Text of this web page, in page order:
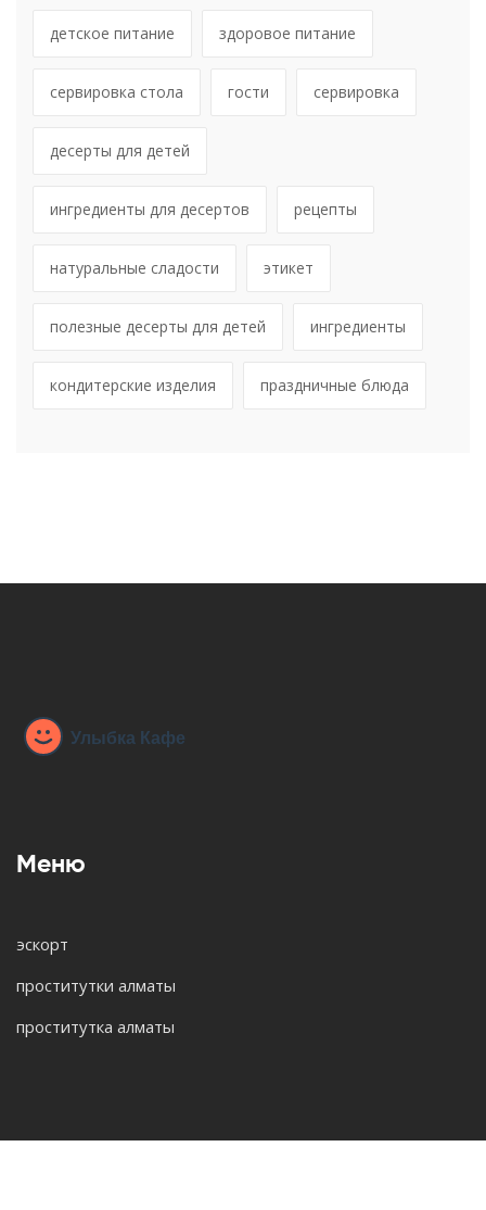
детское питание здоровое питание
сервировка стола гости сервировка
десерты для детей
ингредиенты для десертов рецепты
натуральные сладости этикет
полезные десерты для детей ингредиенты
кондитерские изделия праздничные блюда
Меню
эскорт
проститутки алматы
проститутка алматы